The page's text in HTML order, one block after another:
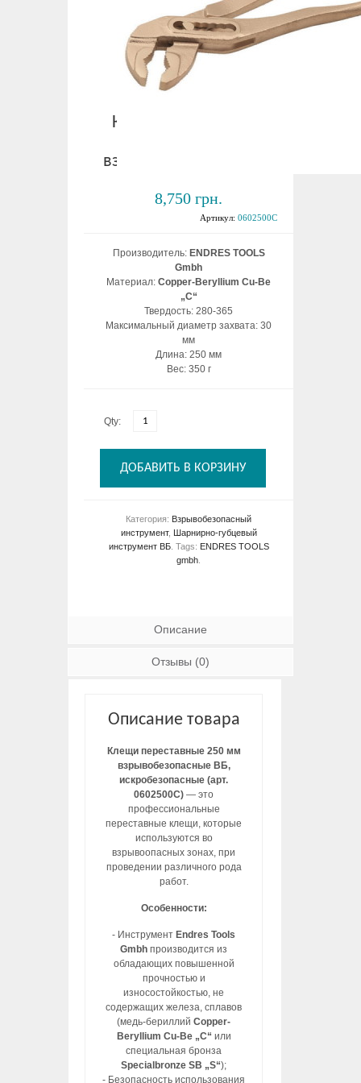
Клещи переставные
взрывобезопасные ВБ
8,750 грн.
Артикул: 0602500C
Производитель: ENDRES TOOLS
Gmbh
Материал: Copper-Beryllium Cu-Be
„C“
Твердость: 280-365
Максимальный диаметр захвата: 30
мм
Длина: 250 мм
Вес: 350 г
Qty:
ДОБАВИТЬ В КОРЗИНУ
Категория: Взрывобезопасный
инструмент, Шарнирно-губцевый
инструмент ВБ. Tags: ENDRES TOOLS
gmbh
Описание
Отзывы (0)
Описание товара
Клещи переставные 250 мм
взрывобезопасные ВБ,
искробезопасные (арт.
0602500C) — это
профессиональные
переставные клещи, которые
используются во
взрывоопасных зонах, при
проведении различного рода
работ.
Особенности:
- Инструмент Endres Tools
Gmbh производится из
обладающих повышенной
прочностью и
износостойкостью, не
содержащих железа, сплавов
(медь-бериллийCopper-
Beryllium Cu-Be „C“ или
специальная бронза
Specialbronze SB „S“);
- Безопасность использования